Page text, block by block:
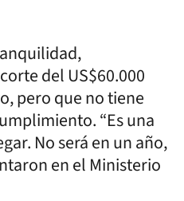
del US$60.000
pero que no tiene
“Es una
No será en un año,
en el Ministerio